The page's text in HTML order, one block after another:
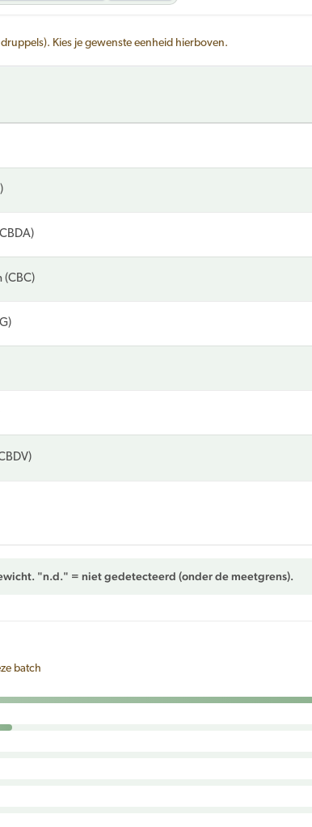
Kies je gewenste eenheid hierboven.
(CBC)
"n.d." = niet gedetecteerd (onder de meetgrens).
batch